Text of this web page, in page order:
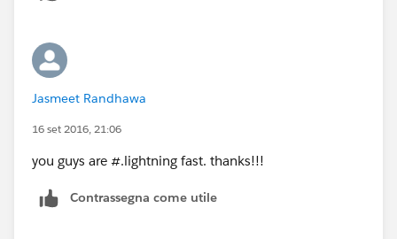
Jasmeet Randhawa
16 set 2016, 21:06
you guys are #.lightning fast. thanks!!!
Contrassegna come utile